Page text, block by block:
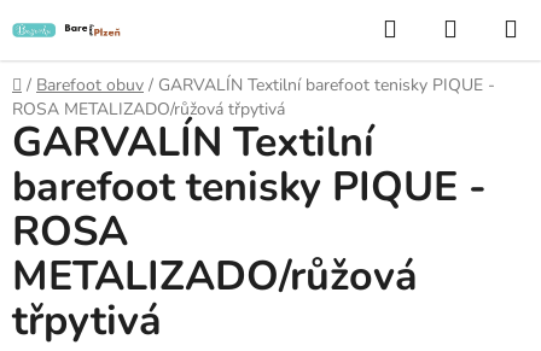
na
obsah
Hledat
KOŠÍK
Domů
/ Barefoot obuv / GARVALÍN Textilní barefoot tenisky PIQUE -
ROSA METALIZADO/růžová třpytivá
GARVALÍN Textilní
barefoot tenisky PIQUE -
ROSA
METALIZADO/růžová
třpytivá